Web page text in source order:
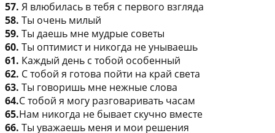
57. Я влюбилась в тебя с первого взгляда
58. Ты очень милый
59. Ты даешь мне мудрые советы
60. Ты оптимист и никогда не унываешь
61. Каждый день с тобой особенный
62. С тобой я готова пойти на край света
63. Ты говоришь мне нежные слова
64.С тобой я могу разговаривать часам
65.Нам никогда не бывает скучно вместе
66. Ты уважаешь меня и мои решения